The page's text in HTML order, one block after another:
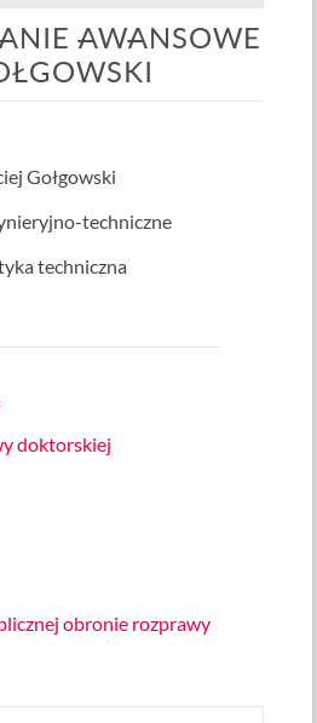
AWANSOWE
Gołgowski
techniczne
techniczna
doktorskiej
obronie rozprawy